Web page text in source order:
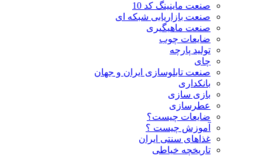
صنعت ماینینگ کد 10
صنعت بازاریابی شبکه ای
صنعت ماهیگیری
ضایعات چوب
تولید پارچه
چای
صنعت تابلوسازی ایران و جهان
بانکداری
بازی سازی
عطرسازی
ضایعات چیست؟
آموزش چیست ؟
غذاهای سنتی ایران
تاریخچه خیاطی